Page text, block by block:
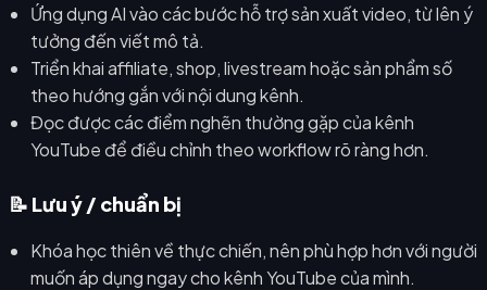
Ứng dụng AI vào các bước hỗ trợ sản xuất video, từ lên ý
tưởng đến viết mô tả.
Triển khai affiliate, shop, livestream hoặc sản phẩm số
theo hướng gắn với nội dung kênh.
Đọc được các điểm nghẽn thường gặp của kênh
YouTube để điều chỉnh theo workflow rõ ràng hơn.
📝 Lưu ý / chuẩn bị
Khóa học thiên về thực chiến, nên phù hợp hơn với người
muốn áp dụng ngay cho kênh YouTube của mình.